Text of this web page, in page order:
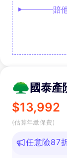
賠
國泰產
$13,992
(估算年繳保費)
任意險87